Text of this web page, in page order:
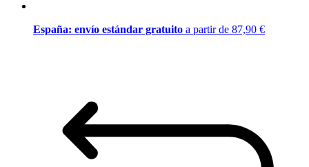
España: envío estándar gratuito a partir de 87,90 €